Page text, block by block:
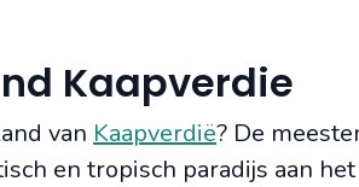
Kaapverdie
van Kaapverdië? De
en tropisch paradijs aan